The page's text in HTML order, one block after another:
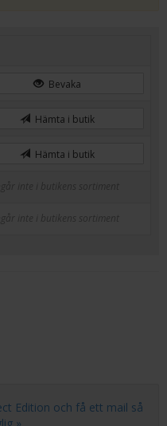
Bevaka
Hämta i butik
Hämta i butik
Ingår inte i butikens sortiment
inte i butikens sortiment
Edition och få ett mail så